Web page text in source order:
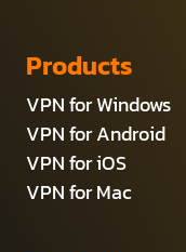
Products
VPN for Windows
VPN for Android
VPN for iOS
VPN for Mac